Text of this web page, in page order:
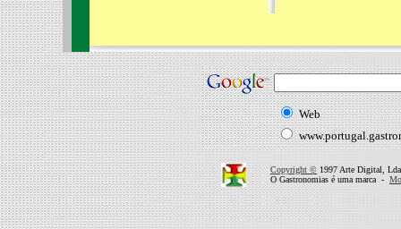
Web
Copyright ©1997 Arte Digital,
O Gastronomias é uma marca -